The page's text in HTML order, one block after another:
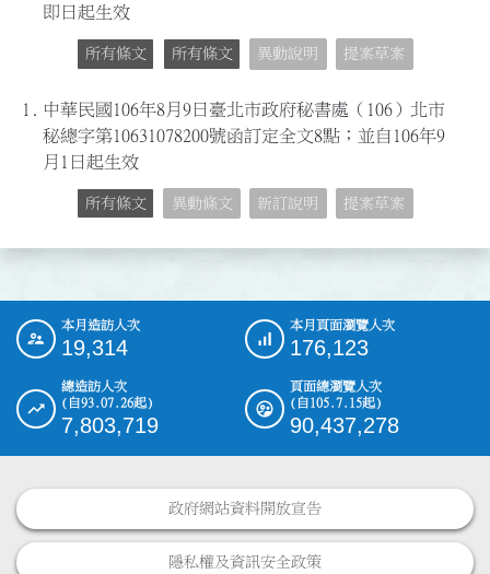
即日起生效
所有條文 所有條文 異動說明 提案草案
1.
中華民國106年8月9日臺北市政府秘書處（106）北市
秘總字第10631078200號函訂定全文8點；並自106年9
月1日起生效
所有條文 異動條文 新訂說明 提案草案
::: 本月造訪人次
19,314
本月頁面瀏覽人次
176,123
總造訪人次
(自93.07.26起)
7,803,719
頁面總瀏覽人次
(自105.7.15起)
90,437,278
政府網站資料開放宣告
隱私權及資訊安全政策